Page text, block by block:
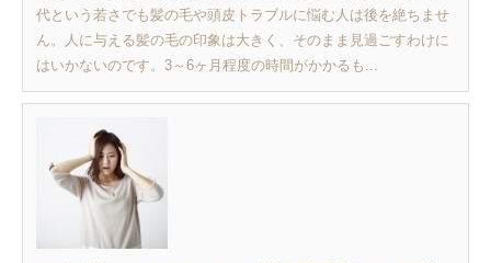
代という若さでも髪の毛や頭皮トラブルに悩む人は後を絶ちませ
ん。人に与える髪の毛の印象は大きく、そのまま見過ごすわけに
はいかないのです。3～6ヶ月程度の時間がかかるも...